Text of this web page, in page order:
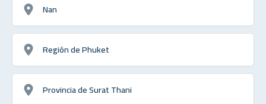
Nan
Región de Phuket
Provincia de Surat Thani